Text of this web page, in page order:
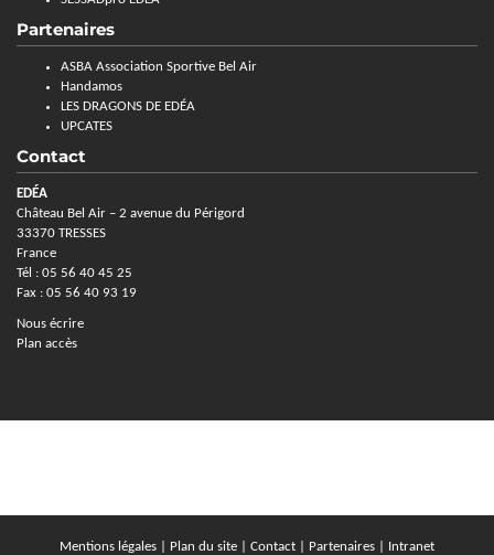
Partenaires
ASBA Association Sportive Bel Air
Handamos
LES DRAGONS DE EDÉA
UPCATES
Contact
EDÉA
Château Bel Air – 2 avenue du Périgord
33370 TRESSES
France
Tél : 05 56 40 45 25
Fax : 05 56 40 93 19
Nous écrire
Plan accès
Mentions légales Plan du site Contact Partenaires Intranet